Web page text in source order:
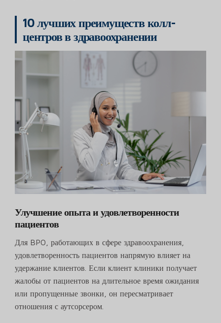
10 лучших преимуществ колл-
центров в здравоохранении
Улучшение опыта и удовлетворенности
пациентов
Для BPO, работающих в сфере здравоохранения,
удовлетворенность пациентов напрямую влияет на
удержание клиентов. Если клиент клиники получает
жалобы от пациентов на длительное время ожидания
или пропущенные звонки, он пересматривает
отношения с аутсорсером.